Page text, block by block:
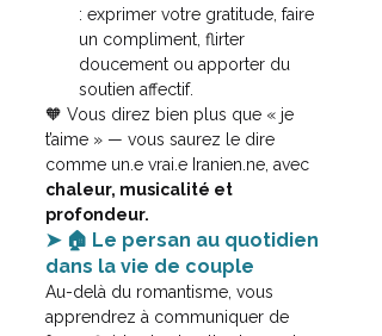
: exprimer votre gratitude, faire
un compliment, flirter
doucement ou apporter du
soutien affectif.
🧡 Vous direz bien plus que « je
t’aime » — vous saurez le dire
comme un.e vrai.e Iranien.ne, avec
chaleur, musicalité et
profondeur.
➤ 🏠 Le persan au quotidien
dans la vie de couple
Au-delà du romantisme, vous
apprendrez à communiquer de